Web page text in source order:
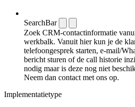
SearchBar
Zoek CRM-contactinformatie
werkbalk. Vanuit hier kun je de
telefoongesprek starten, e-mail/
bericht sturen of de call historie
nodig maar is deze nog niet
Neem dan contact met ons op.
Implementatietype